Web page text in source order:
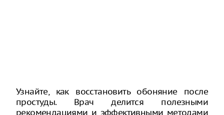
Узнайте, как восстановить обоняние после
простуды. Врач делится полезными
рекомендациями и эффективными методами